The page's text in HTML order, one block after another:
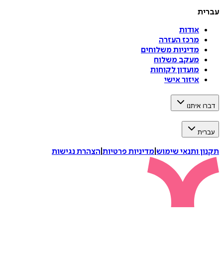
עברית
אודות
מרכז העזרה
מדיניות משלוחים
מעקב משלוח
מועדון לקוחות
איזור אישי
דברו איתנו
עברית
תקנון ותנאי שימוש מדיניות פרטיות הצהרת נגישות